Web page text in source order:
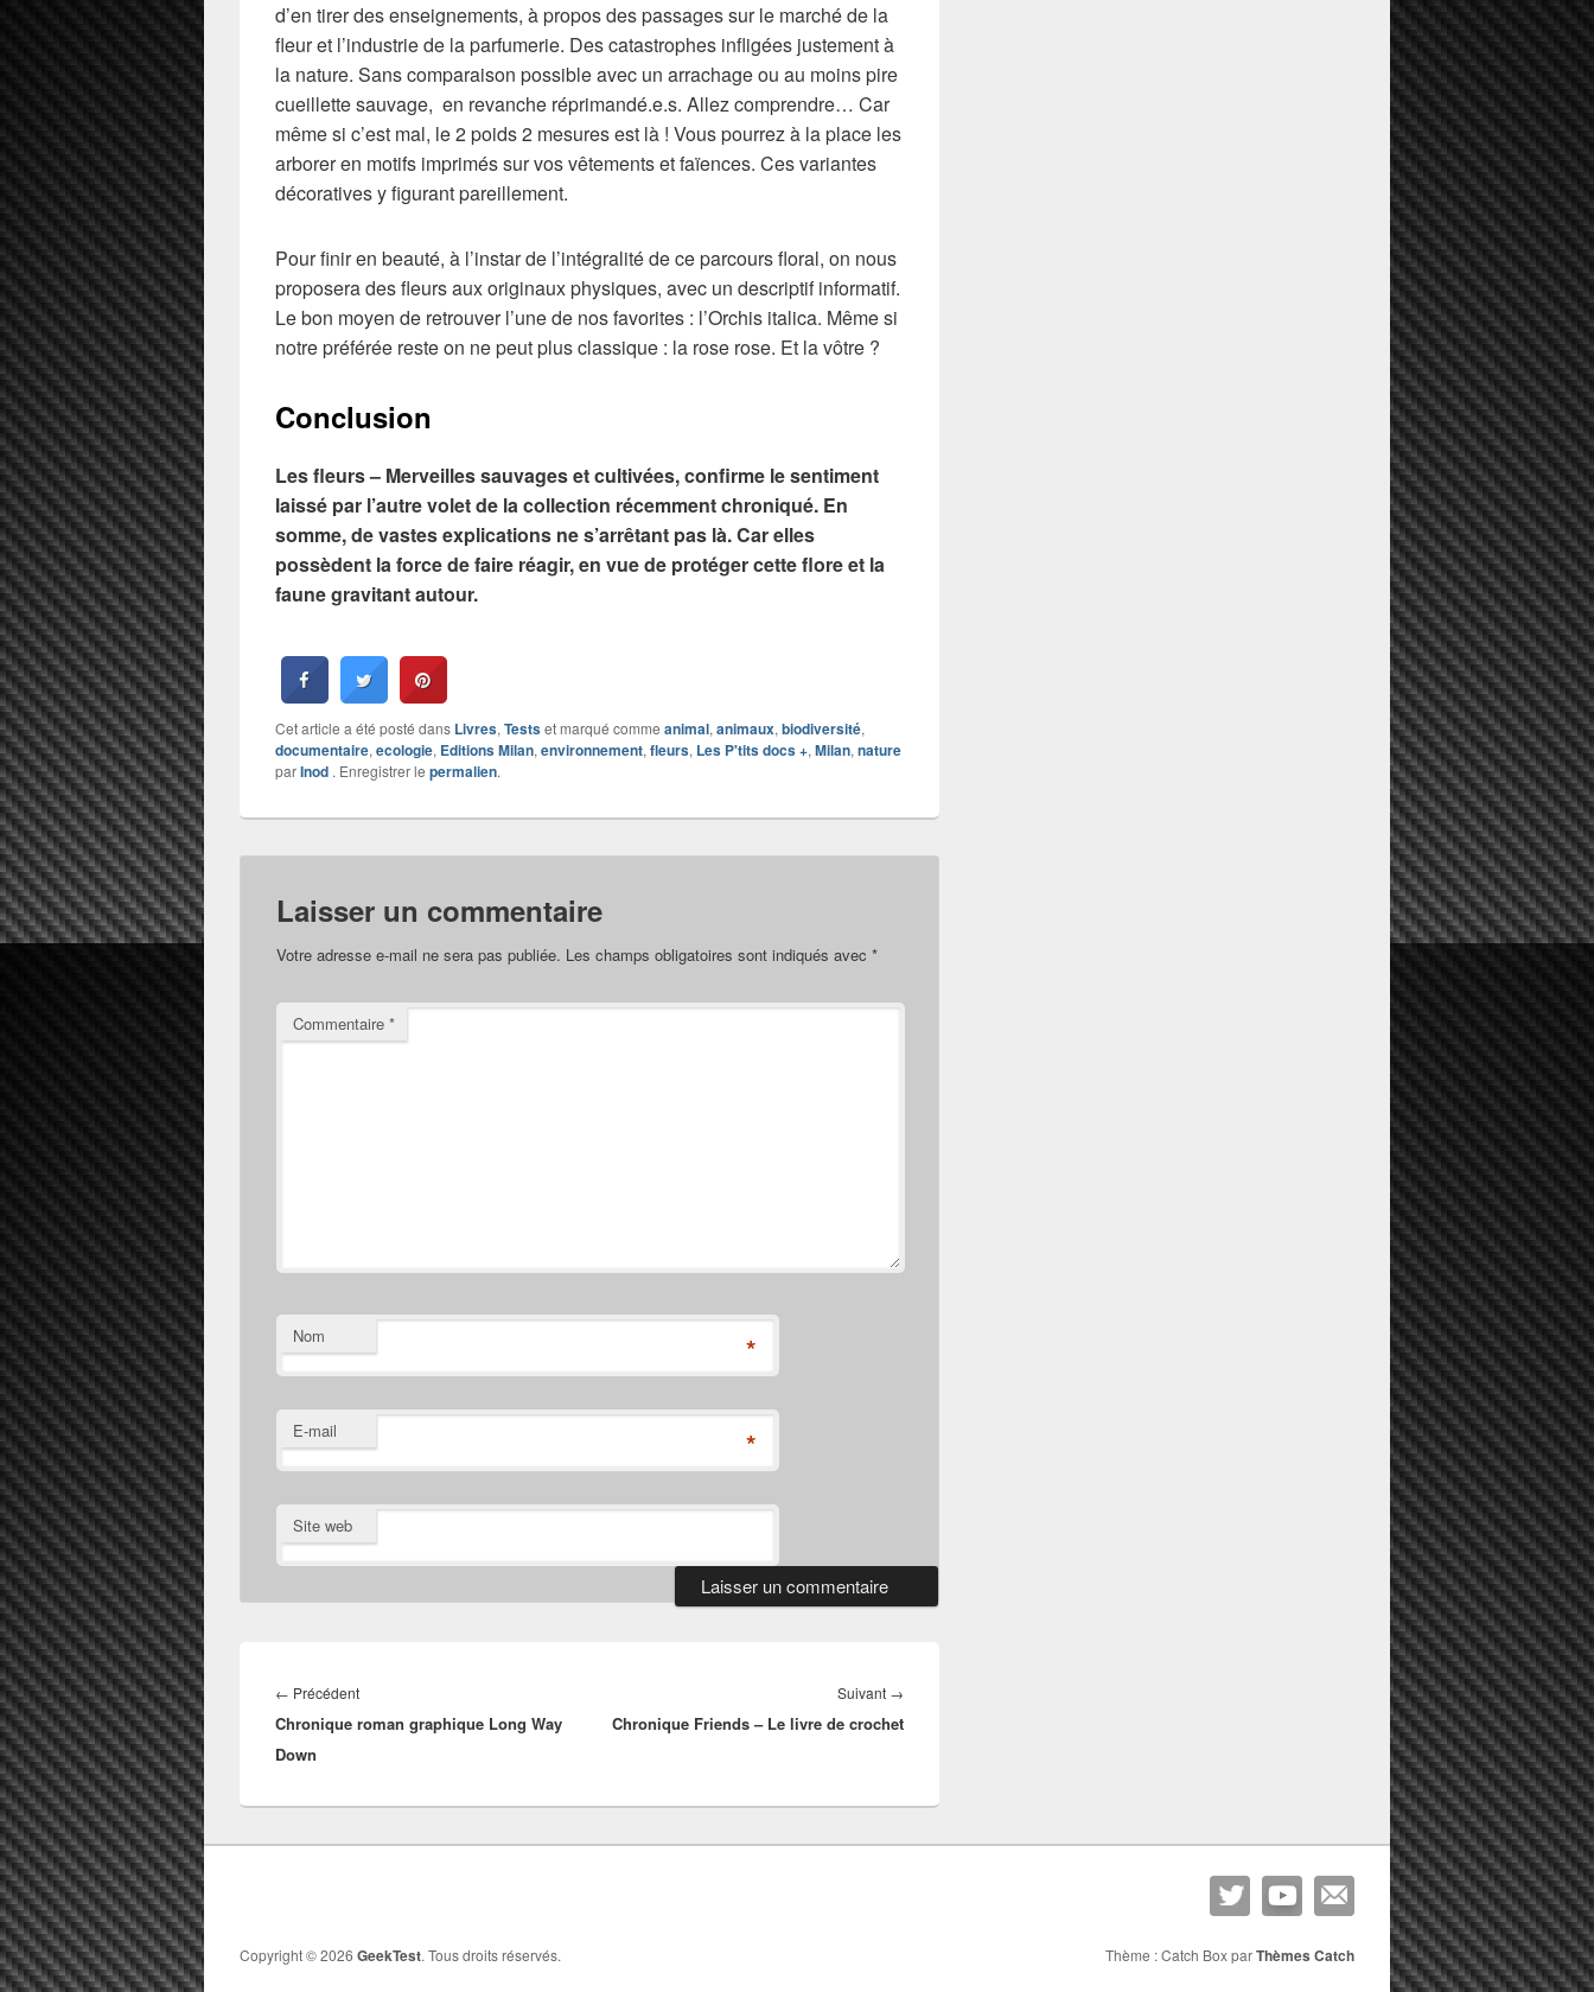
d’en tirer des enseignements, à propos des passages sur le marché de la
fleur et l’industrie de la parfumerie. Des catastrophes infligées justement à
la nature. Sans comparaison possible avec un arrachage ou au moins pire
cueillette sauvage, en revanche réprimandé.e.s. Allez comprendre… Car
même si c’est mal, le 2 poids 2 mesures est là ! Vous pourrez à la place les
arborer en motifs imprimés sur vos vêtements et faïences. Ces variantes
décoratives y figurant pareillement.
Pour finir en beauté, à l’instar de l’intégralité de ce parcours floral, on nous
proposera des fleurs aux originaux physiques, avec un descriptif informatif.
Le bon moyen de retrouver l’une de nos favorites : l’Orchis italica. Même si
notre préférée reste on ne peut plus classique : la rose rose. Et la vôtre ?
Conclusion
Les fleurs – Merveilles sauvages et cultivées, confirme le sentiment
laissé par l’autre volet de la collection récemment chroniqué. En
somme, de vastes explications ne s’arrêtant pas là. Car elles
possèdent la force de faire réagir, en vue de protéger cette flore et la
faune gravitant autour.
Cet article a été posté dans Livres, Testset marqué comme animal, animaux, biodiversité,
documentaire, ecologie, Editions Milan, environnement, fleurs, Les P'tits docs +, Milan, nature
parInod . Enregistrer le permalien.
Laisser un commentaire
Votre adresse e-mail ne sera pas publiée. Les champs obligatoires sont indiqués avec *
Commentaire *
Nom *
E-mail *
Site web
de
l’article
← PrécédentArticle
précédent :
Chronique roman graphique Long Way
Down
Suivant →
suivant :
Chronique Friends – Le livre de crochet
Copyright © 2026 GeekTest. Tous droits réservés. Thème : Catch Box parThèmes Catch